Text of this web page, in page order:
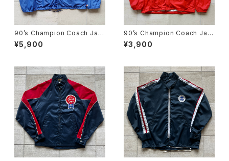
90’s Champion Coach Jac
ket “USA MADE”
¥5,900
90’s Champion Coach Jac
ket “USA MADE”
¥3,900